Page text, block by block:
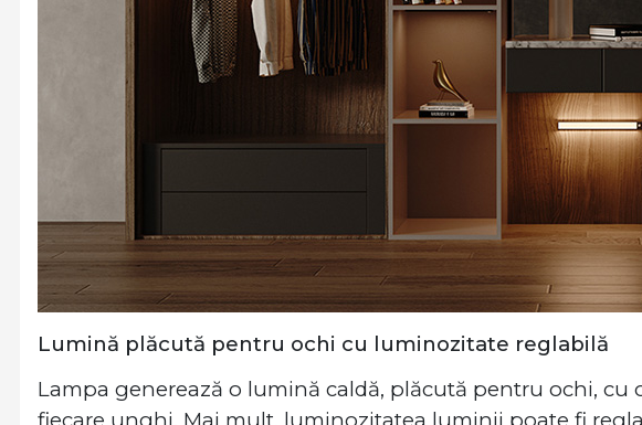
Lumină plăcută pentru ochi cu luminozitate reglabilă
Lampa generează o lumină caldă, plăcută pentru ochi,